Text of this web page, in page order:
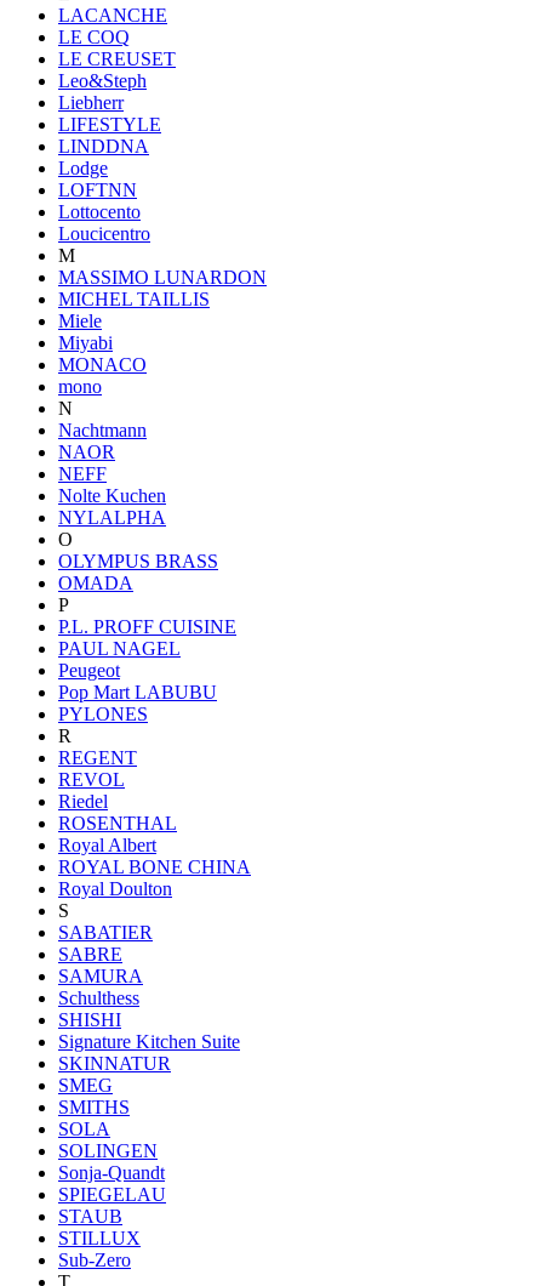
LACANCHE
LE COQ
LE CREUSET
Leo&Steph
Liebherr
LIFESTYLE
LINDDNA
Lodge
LOFTNN
Lottocento
Loucicentro
M
MASSIMO LUNARDON
MICHEL TAILLIS
Miele
Miyabi
MONACO
mono
N
Nachtmann
NAOR
NEFF
Nolte Kuchen
NYLALPHA
O
OLYMPUS BRASS
OMADA
P
P.L. PROFF CUISINE
PAUL NAGEL
Peugeot
Pop Mart LABUBU
PYLONES
R
REGENT
REVOL
Riedel
ROSENTHAL
Royal Albert
ROYAL BONE CHINA
Royal Doulton
S
SABATIER
SABRE
SAMURA
Schulthess
SHISHI
Signature Kitchen Suite
SKINNATUR
SMEG
SMITHS
SOLA
SOLINGEN
Sonja-Quandt
SPIEGELAU
STAUB
STILLUX
Sub-Zero
T